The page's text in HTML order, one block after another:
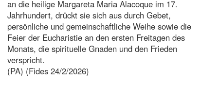
an die heilige Margareta Maria Alacoque im 17.
Jahrhundert, drückt sie sich aus durch Gebet,
persönliche und gemeinschaftliche Weihe sowie die
Feier der Eucharistie an den ersten Freitagen des
Monats, die spirituelle Gnaden und den Frieden
verspricht.
(PA) (Fides 24/2/2026)